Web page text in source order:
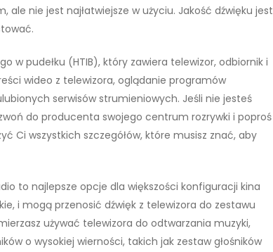
ale nie jest najłatwiejsze w użyciu. Jakość dźwięku jest
w pudełku (HTIB), który zawiera telewizor, odbiornik i
wideo z telewizora, oglądanie programów
serwisów strumieniowych. Jeśli nie jesteś
do producenta swojego centrum rozrywki i poproś
Ci wszystkich szczegółów, które musisz znać, aby
to najlepsze opcje dla większości konfiguracji kina
i mogą przenosić dźwięk z telewizora do zestawu
używać telewizora do odtwarzania muzyki,
o wysokiej wierności, takich jak zestaw głośników